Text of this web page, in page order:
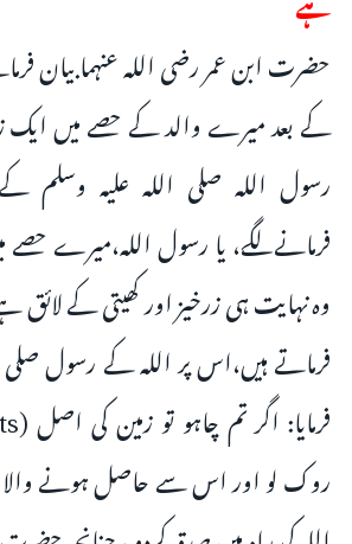
حضرت ابن عمر رضی اللہ عنہما بیان
کے بعد میرے والد کے حصے میں ایک
رسول اللہ صلی اللہ علیہ وسلم
فرمانےلگے، یا رسول اللہ،میرے حصے
وہ نہایت ہی زرخیز اور کھیتی کے لائق
فرماتے ہیں،اس پر اللہ کے رسول